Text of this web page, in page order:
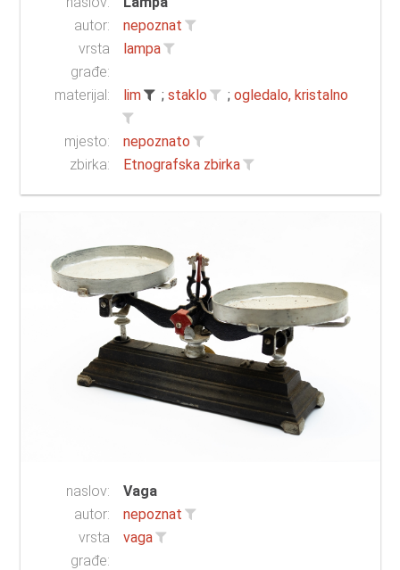
autor:
nepoznat
vrsta
građe:
lampa
materijal: lim ; staklo ; ogledalo, kristalno
mjesto:
nepoznato
zbirka:
Etnografska zbirka
naslov:
Vaga
autor:
nepoznat
vrsta
građe:
vaga